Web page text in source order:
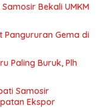
Bekali UMKM
Pangururan Gema di
Paling Buruk, Plh
Samosir
Ekspor